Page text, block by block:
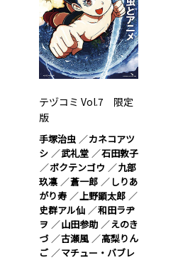
テヅコミ Vol.7 限定
版
手塚治虫
カネコアツ
シ
武礼堂
石田敦子
ボクテンゴウ
九部
玖凛
蒼一郎
しりあ
がり寿
上野顕太郎
史群アル仙
和田ラヂ
ヲ
山田参助
えのき
づ
古瀬風
高梨りん
ご
マチュー・バブレ